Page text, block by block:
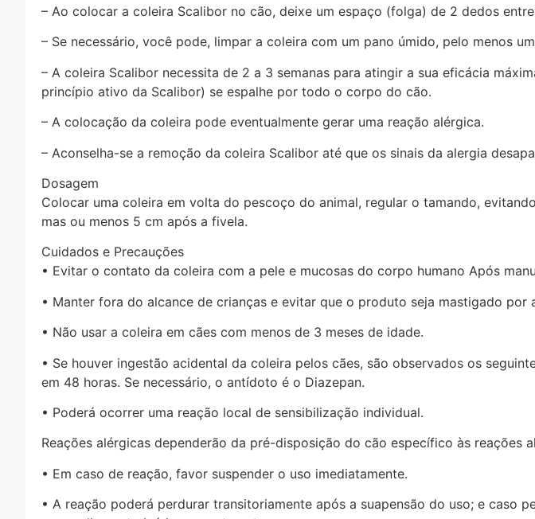
– Ao colocar a coleira Scalibor no cão, deixe um espaço (folga) de 2 dedos
– Se necessário, você pode, limpar a coleira com um pano úmido, pelo menos
– A coleira Scalibor necessita de 2 a 3 semanas para atingir a sua eficácia
princípio ativo da Scalibor) se espalhe por todo o corpo do cão.
– A colocação da coleira pode eventualmente gerar uma reação alérgica.
– Aconselha-se a remoção da coleira Scalibor até que os sinais da alergia
Dosagem
Colocar uma coleira em volta do pescoço do animal, regular o tamando,
mas ou menos 5 cm após a fivela.
Cuidados e Precauções
• Evitar o contato da coleira com a pele e mucosas do corpo humano Após
• Manter fora do alcance de crianças e evitar que o produto seja mastigado por
• Não usar a coleira em cães com menos de 3 meses de idade.
• Se houver ingestão acidental da coleira pelos cães, são observados os
em 48 horas. Se necessário, o antídoto é o Diazepan.
• Poderá ocorrer uma reação local de sensibilização individual.
Reações alérgicas dependerão da pré-disposição do cão específico às reações
• Em caso de reação, favor suspender o uso imediatamente.
• A reação poderá perdurar transitoriamente após a suapensão do uso; e caso